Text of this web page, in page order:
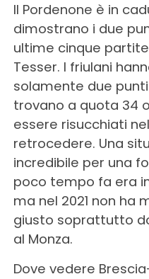
Il Pordenone è in
dimostrano i due
ultime cinque
Tesser. I friulani
solamente due
trovano a quota 34
essere risucchiati
retrocedere. Una
incredibile per una
poco tempo fa era
ma nel 2021 non ha
giusto soprattutto
al Monza.
Dove vedere